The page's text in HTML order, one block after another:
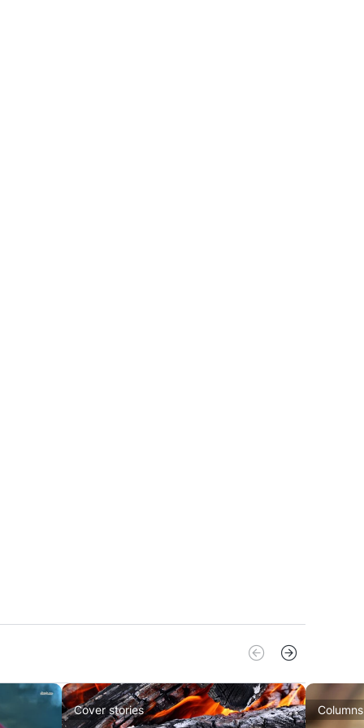
Fluent Leadership en een aantal
interventies die binnen de aanpak
Cover stories Columns